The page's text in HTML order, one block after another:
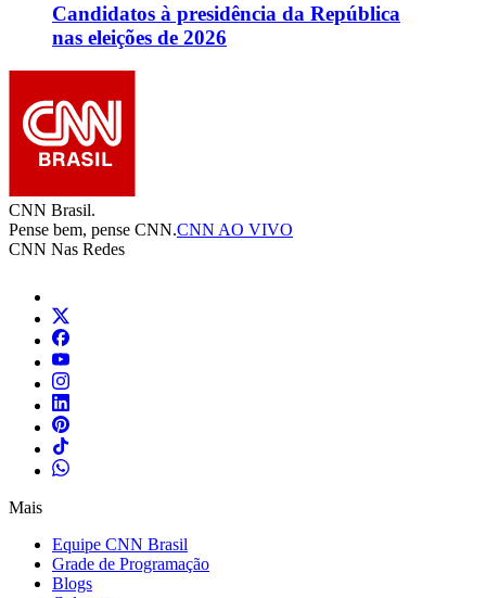
Candidatos à presidência da República
nas eleições de 2026
CNN Brasil.
Pense bem, pense CNN.CNN AO VIVO
CNN Nas Redes
Mais
Equipe CNN Brasil
Grade de Programação
Blogs